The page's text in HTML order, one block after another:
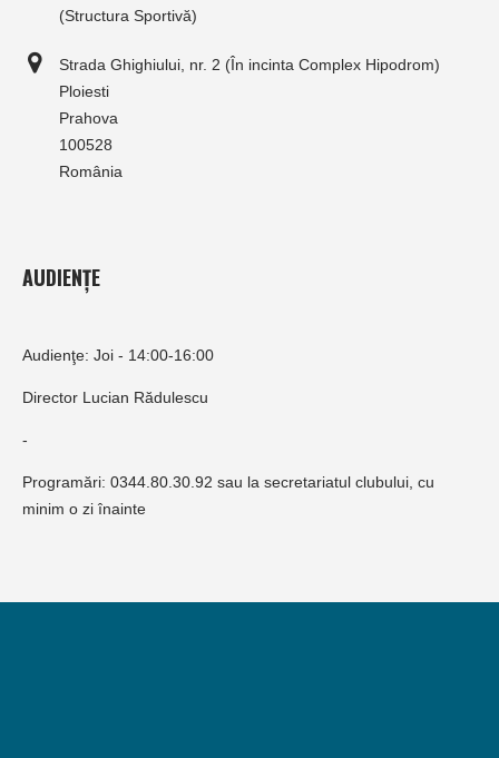
(Structura Sportivă)
Strada Ghighiului, nr. 2 (În incinta Complex Hipodrom)
Ploiesti
Prahova
100528
România
AUDIENȚE
Audienţe: Joi - 14:00-16:00
Director Lucian Rădulescu
-
Programări: 0344.80.30.92 sau la secretariatul clubului, cu
minim o zi înainte